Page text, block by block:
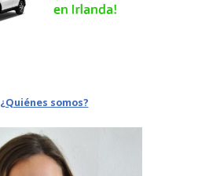
¿Quiénes somos?